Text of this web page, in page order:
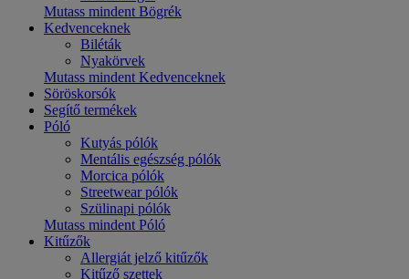
Mutass mindent Bögrék
Kedvenceknek
Biléták
Nyakörvek
Mutass mindent Kedvenceknek
Söröskorsók
Segítő termékek
Póló
Kutyás pólók
Mentális egészség pólók
Morcica pólók
Streetwear pólók
Szülinapi pólók
Mutass mindent Póló
Kitűzők
Allergiát jelző kitűzők
Kitűző szettek